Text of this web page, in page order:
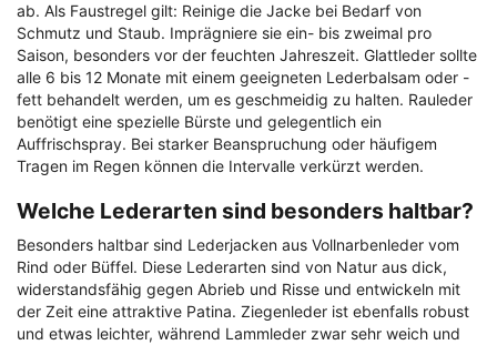
ab. Als Faustregel gilt: Reinige die Jacke bei Bedarf von
Schmutz und Staub. Imprägniere sie ein- bis zweimal pro
Saison, besonders vor der feuchten Jahreszeit. Glattleder sollte
alle 6 bis 12 Monate mit einem geeigneten Lederbalsam oder -
fett behandelt werden, um es geschmeidig zu halten. Rauleder
benötigt eine spezielle Bürste und gelegentlich ein
Auffrischspray. Bei starker Beanspruchung oder häufigem
Tragen im Regen können die Intervalle verkürzt werden.
Welche Lederarten sind besonders haltbar?
Besonders haltbar sind Lederjacken aus Vollnarbenleder vom
Rind oder Büffel. Diese Lederarten sind von Natur aus dick,
widerstandsfähig gegen Abrieb und Risse und entwickeln mit
der Zeit eine attraktive Patina. Ziegenleder ist ebenfalls robust
und etwas leichter, während Lammleder zwar sehr weich und